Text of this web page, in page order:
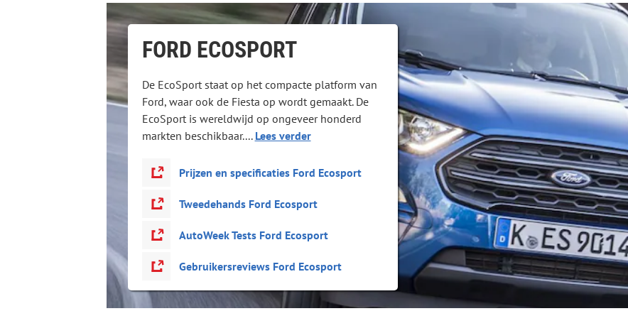
FORD ECOSPORT
De EcoSport staat op het compacte platform van
Ford, waar ook de Fiesta op wordt gemaakt. De
EcoSport is wereldwijd op ongeveer honderd
markten beschikbaar.... Lees verder
Prijzen en specificaties Ford Ecosport
Tweedehands Ford Ecosport
AutoWeek Tests Ford Ecosport
Gebruikersreviews Ford Ecosport